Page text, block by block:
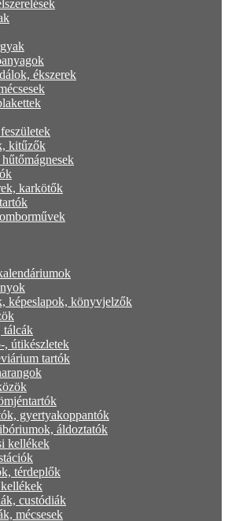
ékszerek
kitűzők
karkötők
képeslapok, könyvjelzők
tálcák
, útikészletek
tartók
gyertyakoppantók
áldoztatók
kellékek
térdeplők
custódiák
mécsesek